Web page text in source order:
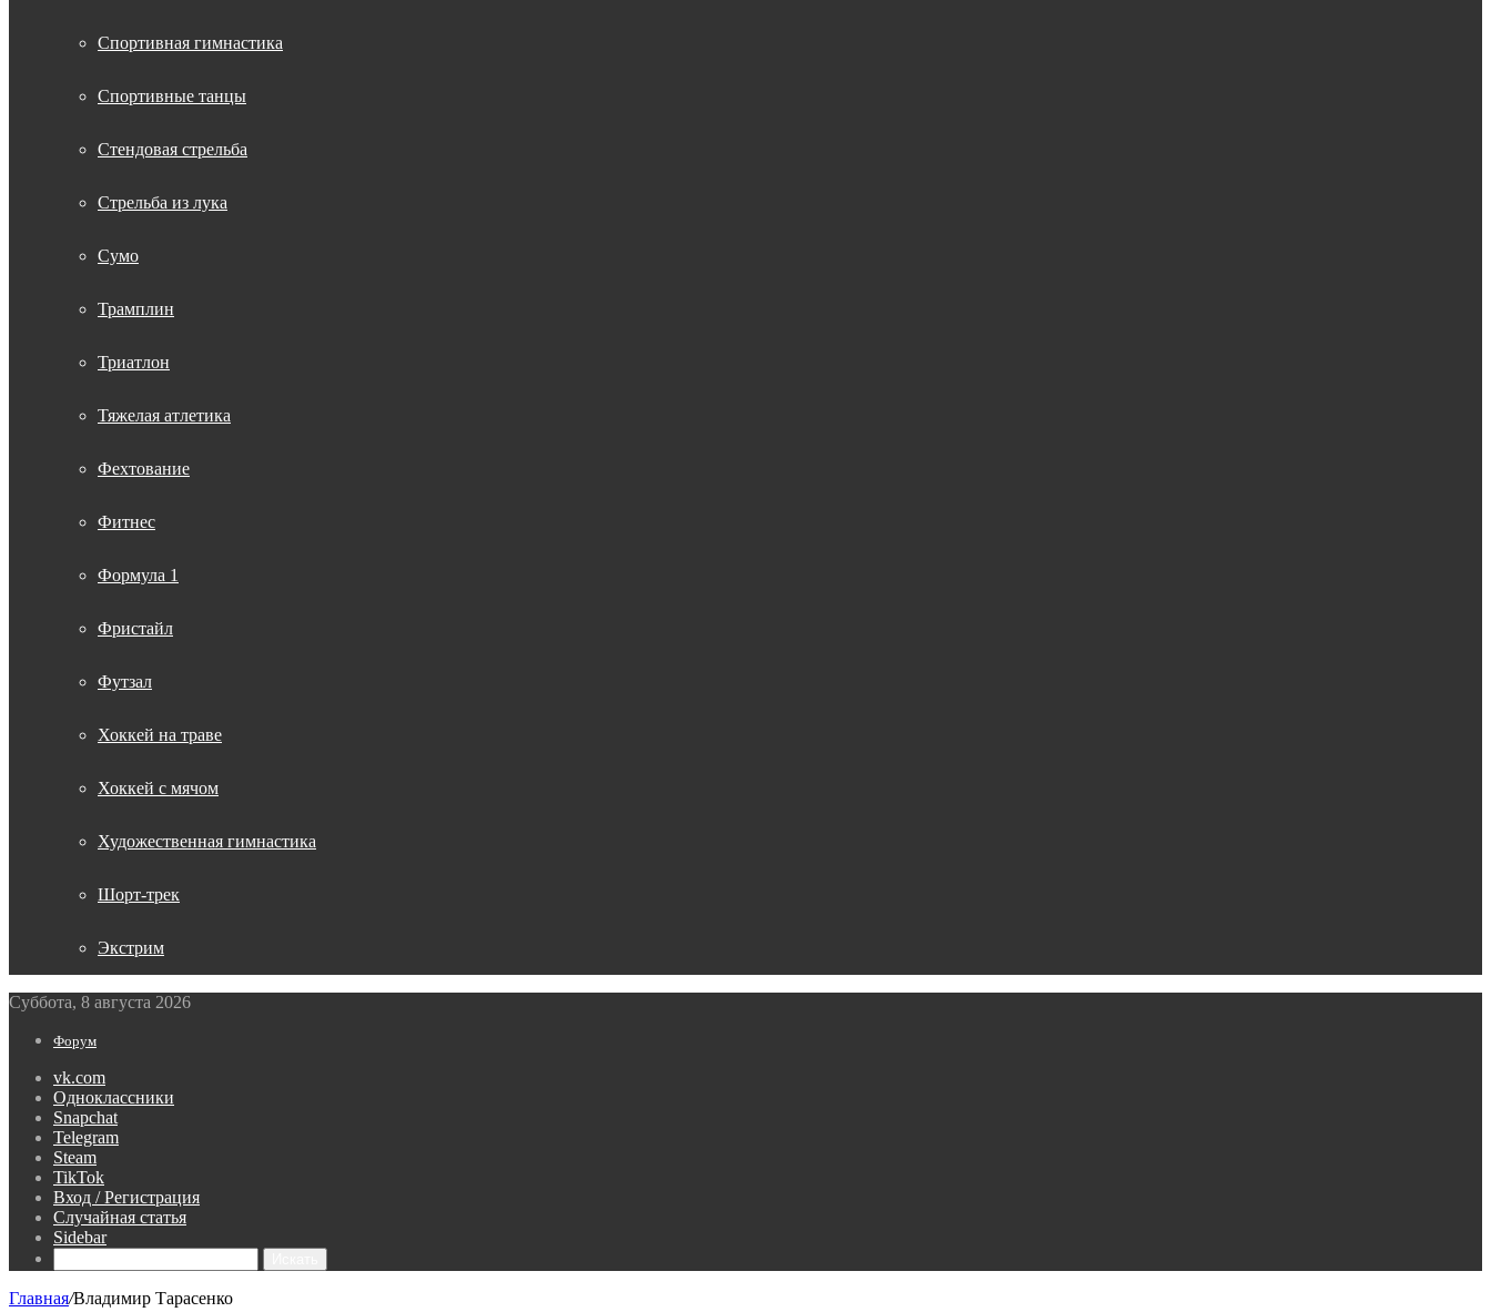
Спортивная гимнастика
Спортивные танцы
Стендовая стрельба
Стрельба из лука
Сумо
Трамплин
Триатлон
Тяжелая атлетика
Фехтование
Фитнес
Формула 1
Фристайл
Футзал
Хоккей на траве
Хоккей с мячом
Художественная гимнастика
Шорт-трек
Экстрим
Суббота, 8 августа 2026
Форум
vk.com
Одноклассники
Snapchat
Telegram
Steam
TikTok
Вход / Регистрация
Случайная статья
Sidebar
Главная/Владимир Тарасенко